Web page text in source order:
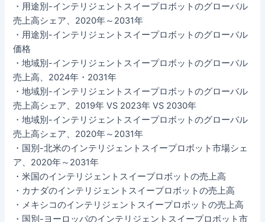
・用途別-インテリジェントスイープロボットのグローバル
売上高シェア、2020年～2031年
・用途別-インテリジェントスイープロボットのグローバル
価格
・地域別-インテリジェントスイープロボットのグローバル
売上高、2024年・2031年
・地域別-インテリジェントスイープロボットのグローバル
売上高シェア、2019年 VS 2023年 VS 2030年
・地域別-インテリジェントスイープロボットのグローバル
売上高シェア、2020年～2031年
・国別-北米のインテリジェントスイープロボット市場シェ
ア、2020年～2031年
・米国のインテリジェントスイープロボットの売上高
・カナダのインテリジェントスイープロボットの売上高
・メキシコのインテリジェントスイープロボットの売上高
・国別-ヨーロッパのインテリジェントスイープロボット市